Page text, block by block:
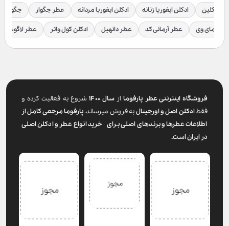
کلین ادکلن ایفوریا زنانه ادکلن ایفوریا مردانه عطر جگوار جگوار
عطر مای وی عطر آرمانی کد عطر دانهیل ادکلن کول واتر عطر لاگوست
فروشگاه اینترنتی عطر پارفوما از سال ۱۴۰۰
شروع به فعالیت کرده و
فقطادکلن اصل و اورجینالبه فروش میرساند.پارفومامرجعی کامل از
اطلاعات عطرها و برندهای اصلی برای خرید انواع عطر و ادکلن اصلی
در ایران است.